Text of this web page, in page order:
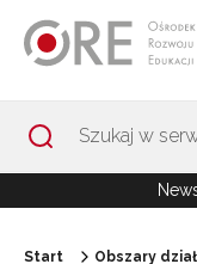
Start
Obszary